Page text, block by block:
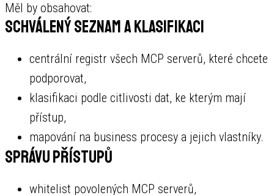
Měl by obsahovat:
Schválený seznam a klasifikaci
centrální registr všech MCP serverů, které chcete
podporovat,
klasifikaci podle citlivosti dat, ke kterým mají
přístup,
mapování na business procesy a jejich vlastníky.
Správu přístupů
whitelist povolených MCP serverů,